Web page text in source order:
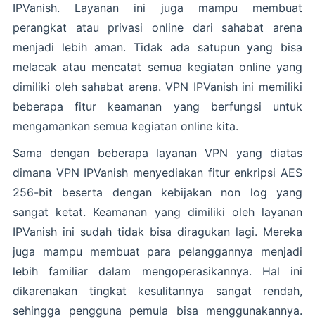
IPVanish. Layanan ini juga mampu membuat
perangkat atau privasi online dari sahabat arena
menjadi lebih aman. Tidak ada satupun yang bisa
melacak atau mencatat semua kegiatan online yang
dimiliki oleh sahabat arena. VPN IPVanish ini memiliki
beberapa fitur keamanan yang berfungsi untuk
mengamankan semua kegiatan online kita.
Sama dengan beberapa layanan VPN yang diatas
dimana VPN IPVanish menyediakan fitur enkripsi AES
256-bit beserta dengan kebijakan non log yang
sangat ketat. Keamanan yang dimiliki oleh layanan
IPVanish ini sudah tidak bisa diragukan lagi. Mereka
juga mampu membuat para pelanggannya menjadi
lebih familiar dalam mengoperasikannya. Hal ini
dikarenakan tingkat kesulitannya sangat rendah,
sehingga pengguna pemula bisa menggunakannya.